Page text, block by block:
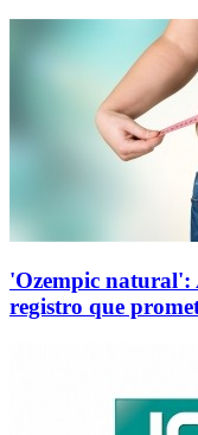
'Ozempic natural':
registro que